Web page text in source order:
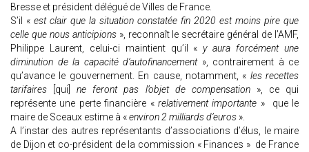
Bresse et président délégué de Villes de France.
S’il « est clair que la situation constatée fin 2020 est moins pire que
celle que nous anticipions», reconnaît le secrétaire général de l’AMF,
Philippe Laurent, celui-ci maintient qu’il «y aura forcément une
diminution de la capacité d’autofinancement », contrairement à ce
qu’avance le gouvernement. En cause, notamment, « les recettes
tarifaires [qui]ne feront pas l’objet de compensation », ce qui
représente une perte financière « relativement importante » que le
maire de Sceaux estime à «environ 2 milliards d’euros ».
A l’instar des autres représentants d’associations d’élus, le maire
de Dijon et co-président de la commission « Finances » de France